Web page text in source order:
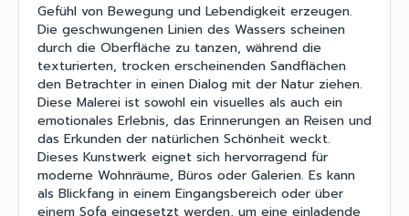
Gefühl von Bewegung und Lebendigkeit erzeugen.
Die geschwungenen Linien des Wassers scheinen
durch die Oberfläche zu tanzen, während die
texturierten, trocken erscheinenden Sandflächen
den Betrachter in einen Dialog mit der Natur ziehen.
Diese Malerei ist sowohl ein visuelles als auch ein
emotionales Erlebnis, das Erinnerungen an Reisen und
das Erkunden der natürlichen Schönheit weckt.
Dieses Kunstwerk eignet sich hervorragend für
moderne Wohnräume, Büros oder Galerien. Es kann
als Blickfang in einem Eingangsbereich oder über
einem Sofa eingesetzt werden, um eine einladende